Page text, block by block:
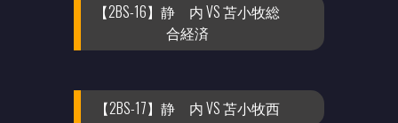
【2BS-16】静 内 VS 苫小牧総
合経済
【2BS-17】静 内 VS 苫小牧西